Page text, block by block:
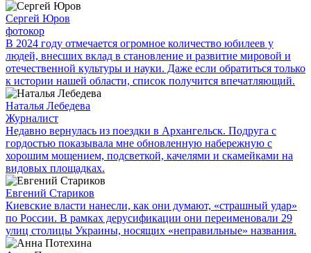
Сергей Юров
фотокор
В 2024 году отмечается огромное количество юбилеев у
людей, внесших вклад в становление и развитие мировой и
отечественной культуры и науки. Даже если обратиться только
к истории нашей области, список получится впечатляющий.
Наталья Лебедева
Журналист
Недавно вернулась из поездки в Архангельск. Подруга с
гордостью показывала мне обновленную набережную с
хорошим мощением, подсветкой, качелями и скамейками на
видовых площадках.
Евгений Стариков
Киевские власти нанесли, как они думают, «страшный удар»
по России. В рамках дерусификации они переименовали 29
улиц столицы Украины, носящих «неправильные» названия.